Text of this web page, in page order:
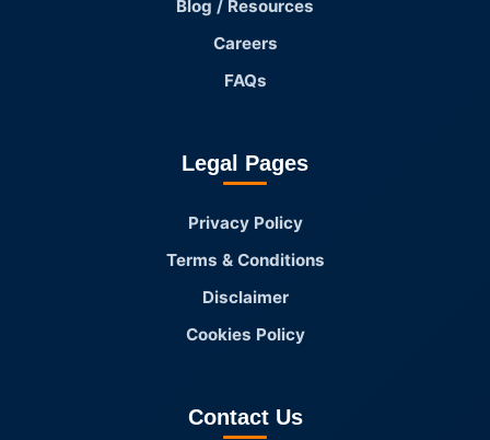
Blog / Resources
Careers
FAQs
Legal Pages
Privacy Policy
Terms & Conditions
Disclaimer
Cookies Policy
Contact Us